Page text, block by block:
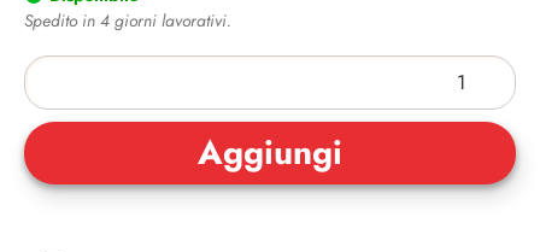
Spedito in 4 giorni lavorativi.